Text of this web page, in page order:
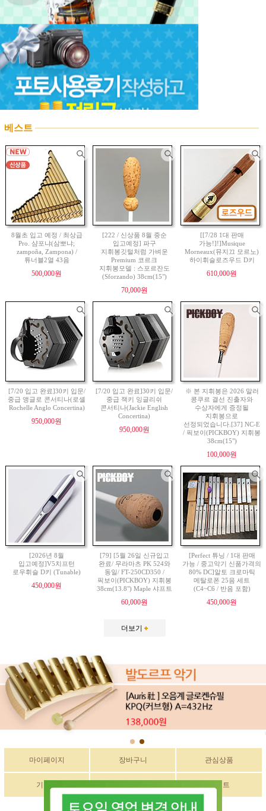
베스트
8월초 입고 예정 / 최상급
Pro. 샴포냐(삼뽀냐;
zampoña, Zampona) /
튜너블2열 43음
500,000원
[222 / 신상품 8월 중순
입고예정] 파구
지휘봉깃털처럼 가벼운
Premium 코르크
지휘봉모델 : 스포르잔도
(Sforzando) 38cm(15")
70,000원
[[7/28 1대 판매
가능!]!]Musique
Morneaux(뮤지끄 모르노)
하이휘슬로즈우드 D키
610,000원
[7/20 입고 완료]30키 입문/
중급 앵글로 콘서티나(로셸
Rochelle Anglo Concertina)
950,000원
[7/20 입고 완료]30키 입문/
중급 잭키 잉글리쉬
콘서티나(Jackie English
Concertina)
950,000원
※ 본 지휘봉은 2026 말러
콩쿠르 결선 진출자와
수상자에게 증정될
지휘봉으로
선정되었습니다.[37] NC-E
/ 픽보이(PICKBOY) 지휘봉
38cm(15")
100,000원
[2026년 8월
입고예정]V5치프턴
로우휘슬 D키 (Tunable)
450,000원
[79] [5월 26일 신규입고
완료/ 무라마츠 PK 524와
동일/ FT-250CD350 /
픽보이(PICKBOY) 지휘봉
38cm(13.8") Maple 샤프트
60,000원
[Perfect 튜닝 / 1대 판매
가능 / 중고악기 신품가격의
80% DC]알토 크로마틱
메탈로폰 25음 세트
(C4~C6 / 반음 포함)
450,000원
더보기
마이페이지 장바구니 관심상품
기획전 이벤트